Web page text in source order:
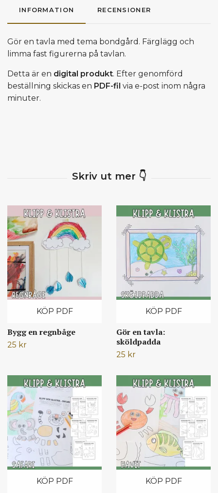
INFORMATION RECENSIONER
Gör en tavla med tema bondgård. Färglägg och
limma fast figurerna på tavlan.
Detta är en digital produkt. Efter genomförd
beställning skickas en PDF-fil via e-post inom några
minuter.
KÖP PDF
Bygg en regnbåge
25 kr
KÖP PDF
Gör en tavla:
sköldpadda
25 kr
KÖP PDF KÖP PDF